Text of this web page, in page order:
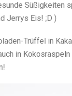
Süßigkeiten
Jerrys Eis! ;D )
Trüffel in
in